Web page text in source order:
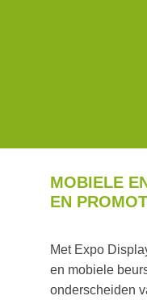
MOBIELE
EN
Met Expo
en mobiele
onderscheiden